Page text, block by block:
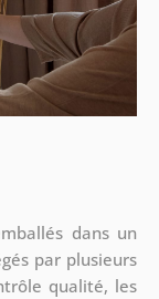
dans un
par plusieurs
qualité, les